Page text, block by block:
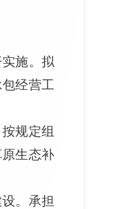
施。拟
经营工
规定组
生态补
。承担